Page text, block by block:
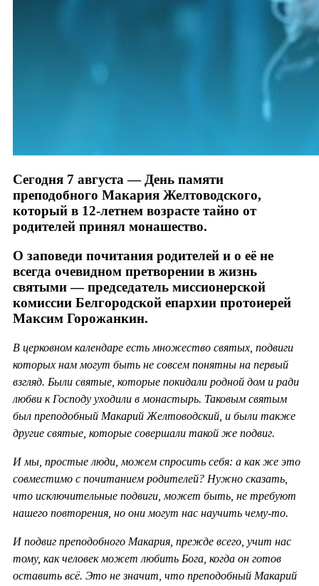
Сегодня 7 августа — День памяти
преподобного Макария Желтоводского,
который в 12-летнем возрасте тайно от
родителей принял монашество.
О заповеди почитания родителей и о её не
всегда очевидном претворении в жизнь
святыми — председатель миссионерской
комиссии Белгородской епархии протоиерей
Максим Горожанкин.
В церковном календаре есть множество святых, подвиги
которых нам могут быть не совсем понятны на первый
взгляд. Были святые, которые покидали родной дом и ради
любви к Господу уходили в монастырь. Таковым святым
был преподобный Макарий Желтоводский, и были также
другие святые, которые совершали такой же подвиг.
И мы, простые люди, можем спросить себя: а как же это
совместимо с почитанием родителей? Нужно сказать,
что исключительные подвиги, может быть, не требуют
нашего повторения, но они могут нас научить чему-то.
И подвиг преподобного Макария, прежде всего, учит нас
тому, как человек может любить Бога, когда он готов
оставить всё. Это не значит, что преподобный Макарий